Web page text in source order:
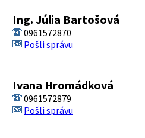
Ing. Júlia Bartošová
0961572870
Pošli správu
Ivana Hromádková
0961572879
Pošli správu